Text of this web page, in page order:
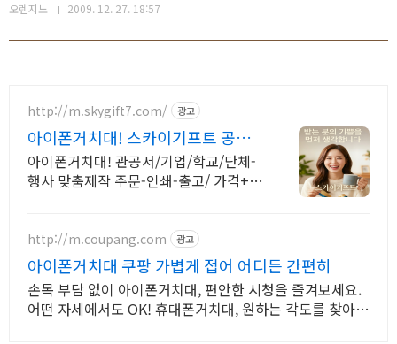
오렌지노 2009. 12. 27. 18:57
http://m.skygift7.com/ 광고
아이폰거치대! 스카이기프트 공공
기관 우선구매 대상기업
아이폰거치대! 관공서/기업/학교/단체-
행사 맞춤제작 주문-인쇄-출고/ 가격+품
http://m.coupang.com 광고
아이폰거치대 쿠팡 가볍게 접어 어디든 간편히
손목 부담 없이 아이폰거치대, 편안한 시청을 즐겨보세요.
어떤 자세에서도 OK! 휴대폰거치대, 원하는 각도를 찾아보